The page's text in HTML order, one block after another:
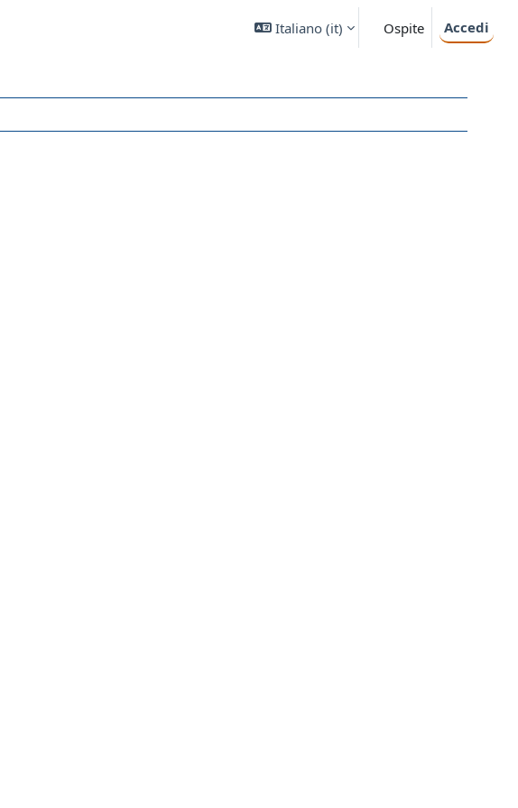
Italiano ‎(it)‎ Ospite Accedi